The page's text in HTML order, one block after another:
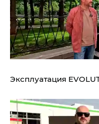
Эксплуатация